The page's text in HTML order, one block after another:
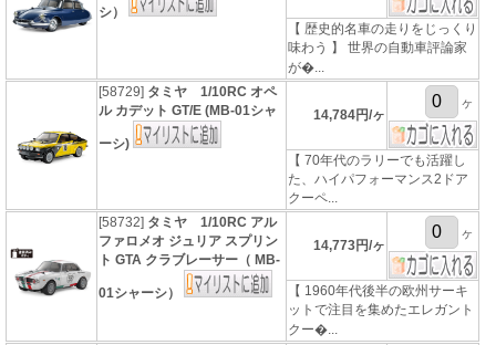
シ）
【 歴史的名車の走りをじっくり
味わう 】 世界の自動車評論家
が�...
[58729] タミヤ 1/10RC オペ
ル カデット GT/E (MB-01シャ
ーシ)
14,784円/ヶ
ヶ
【 70年代のラリーでも活躍し
た、ハイパフォーマンス2ドア
クーペ...
[58732] タミヤ 1/10RC アル
ファロメオ ジュリア スプリン
ト GTA クラブレーサー（ MB-
01シャーシ）
14,773円/ヶ
ヶ
【 1960年代後半の欧州サーキ
ットで注目を集めたエレガント
クー�...